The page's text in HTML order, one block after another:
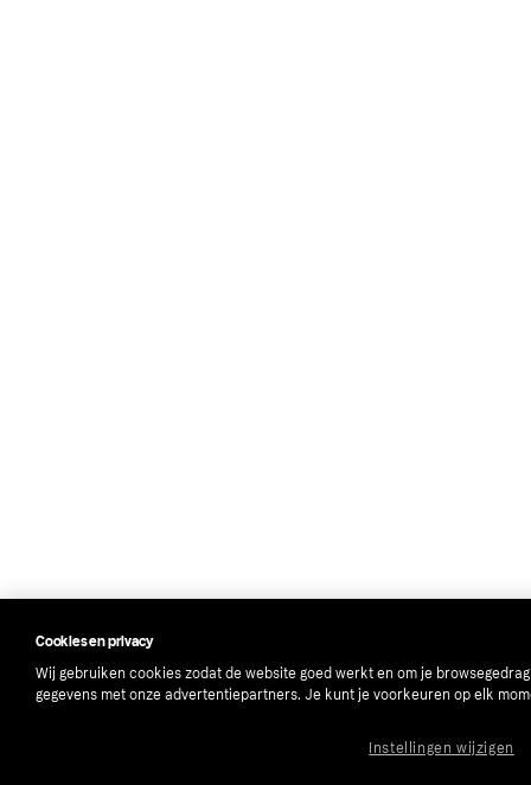
Cookies en privacy
Wij gebruiken cookies zodat de website goed werkt en om je
gegevens met onze advertentiepartners. Je kunt je voorkeuren op elk
Instellingen wijzigen